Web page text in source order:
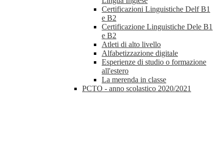
Certificazioni Linguistiche Delf B1
e B2
Certificazione Linguistiche Dele B1
e B2
Atleti di alto livello
Alfabetizzazione digitale
Esperienze di studio o formazione
all'estero
La merenda in classe
PCTO - anno scolastico 2020/2021